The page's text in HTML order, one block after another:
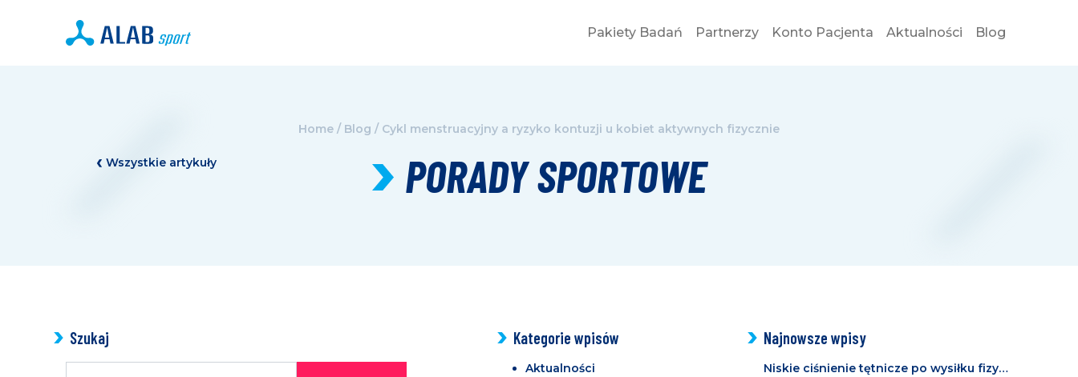
Pakiety Badań Partnerzy Konto Pacjenta Aktualności Blog
Wszystkie artykuły
Home / Blog / Cykl menstruacyjny a ryzyko kontuzji u kobiet aktywnych fizycznie
PORADY SPORTOWE
Szukaj Kategorie wpisów
Aktualności
Najnowsze wpisy
Niskie ciśnienie tętnicze po wysiłku fizycznym. Co oznacza i kiedy powinno niepokoić?